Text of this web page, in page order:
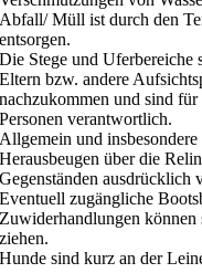
Abfall/ Müll ist durch den
entsorgen.
Die Stege und Uferbereiche
Eltern bzw. andere
nachzukommen und sind
Personen verantwortlich.
Allgemein und
Herausbeugen über die
Gegenständen ausdrücklich
Eventuell zugängliche
Zuwiderhandlungen können
ziehen.
Hunde sind kurz an der